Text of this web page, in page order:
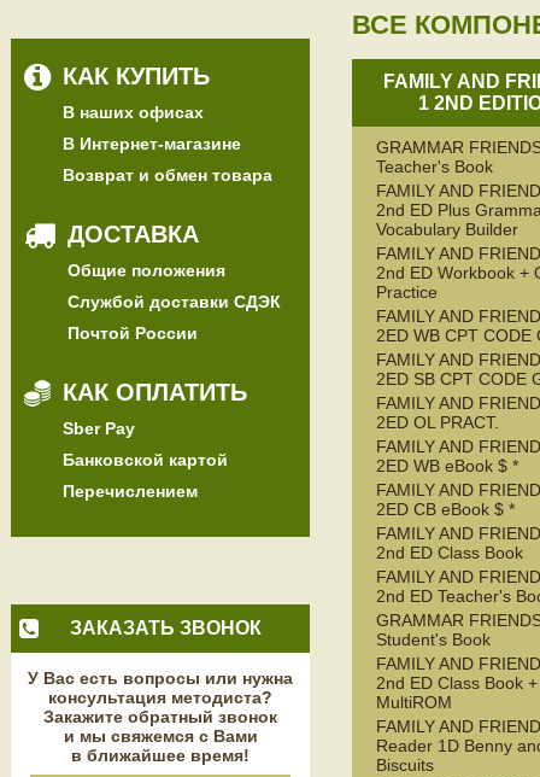
КАК КУПИТЬ
В наших офисах
В Интернет-магазине
Возврат и обмен товара
ДОСТАВКА
Общие положения
Службой доставки СДЭК
Почтой России
КАК ОПЛАТИТЬ
Sber Pay
Банковской картой
Перечислением
ЗАКАЗАТЬ ЗВОНОК
У Вас есть вопросы или нужна
консультация методиста?
Закажите обратный звонок
и мы свяжемся с Вами
в ближайшее время!
ВСЕ
FAMILY AND
1 2ND
GRAMMAR
Teacher's Book
FAMILY AND
2nd ED Plus
Vocabulary Builder
FAMILY AND
2nd ED Workbook +
Practice
FAMILY AND
2ED WB CPT CODE
FAMILY AND
2ED SB CPT CODE
FAMILY AND
2ED OL PRACT.
FAMILY AND
2ED WB eBook $ *
FAMILY AND
2ED CB eBook $ *
FAMILY AND
2nd ED Class Book
FAMILY AND
2nd ED Teacher's
GRAMMAR
Student's Book
FAMILY AND
2nd ED Class Book +
MultiROM
FAMILY AND
Reader 1D Benny
Biscuits